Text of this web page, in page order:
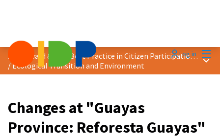
Log in
2025 Award &quot;Best Practice in Citizen Participation&quot;
/Ecological Transition and Environment
Main
Changes at "Guayas
Province: Reforesta Guayas"